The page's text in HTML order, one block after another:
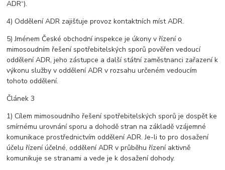
ADR“).
4) Oddělení ADR zajišťuje provoz kontaktních míst ADR.
5) Jménem České obchodní inspekce je úkony v řízení o
mimosoudním řešení spotřebitelských sporů pověřen vedoucí
oddělení ADR, jeho zástupce a další státní zaměstnanci zařazení k
výkonu služby v oddělení ADR v rozsahu určeném vedoucím
tohoto oddělení.
Článek 3
1) Cílem mimosoudního řešení spotřebitelských sporů je dospět ke
smírnému urovnání sporu a dohodě stran na základě vzájemné
komunikace prostřednictvím oddělení ADR. Je-li to pro dosažení
účelu řízení účelné, oddělení ADR v průběhu řízení aktivně
komunikuje se stranami a vede je k dosažení dohody.